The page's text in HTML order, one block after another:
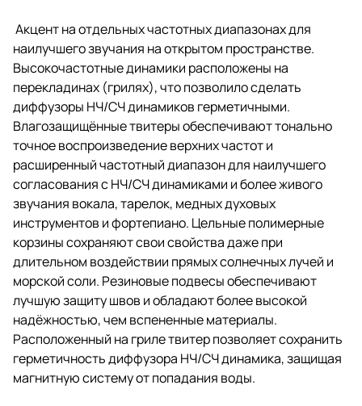
Акцент на отдельных частотных диапазонах для
наилучшего звучания на открытом пространстве.
Высокочастотные динамики расположены на
перекладинах (грилях), что позволило сделать
диффузоры НЧ/СЧ динамиков герметичными.
Влагозащищённые твитеры обеспечивают тонально
точное воспроизведение верхних частот и
расширенный частотный диапазон для наилучшего
согласования с НЧ/СЧ динамиками и более живого
звучания вокала, тарелок, медных духовых
инструментов и фортепиано. Цельные полимерные
корзины сохраняют свои свойства даже при
длительном воздействии прямых солнечных лучей и
морской соли. Резиновые подвесы обеспечивают
лучшую защиту швов и обладают более высокой
надёжностью, чем вспененные материалы.
Расположенный на гриле твитер позволяет сохранить
герметичность диффузора НЧ/СЧ динамика, защищая
магнитную систему от попадания воды.